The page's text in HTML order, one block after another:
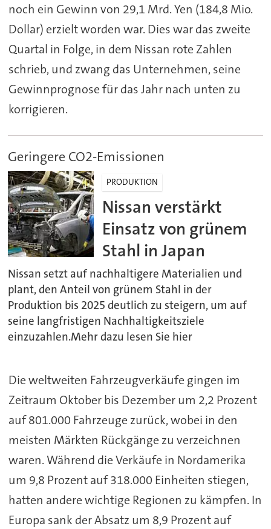
noch ein Gewinn von 29,1 Mrd. Yen (184,8 Mio.
Dollar) erzielt worden war. Dies war das zweite
Quartal in Folge, in dem Nissan rote Zahlen
schrieb, und zwang das Unternehmen, seine
Gewinnprognose für das Jahr nach unten zu
korrigieren.
Geringere CO2-Emissionen
PRODUKTION
Nissan verstärkt
Einsatz von grünem
Stahl in Japan
Nissan setzt auf nachhaltigere Materialien und
plant, den Anteil von grünem Stahl in der
Produktion bis 2025 deutlich zu steigern, um auf
seine langfristigen Nachhaltigkeitsziele
einzuzahlen.Mehr dazu lesen Sie hier
Die weltweiten Fahrzeugverkäufe gingen im
Zeitraum Oktober bis Dezember um 2,2 Prozent
auf 801.000 Fahrzeuge zurück, wobei in den
meisten Märkten Rückgänge zu verzeichnen
waren. Während die Verkäufe in Nordamerika
um 9,8 Prozent auf 318.000 Einheiten stiegen,
hatten andere wichtige Regionen zu kämpfen. In
Europa sank der Absatz um 8,9 Prozent auf